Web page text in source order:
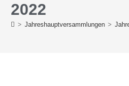
2022
> Jahreshauptversammlungen >